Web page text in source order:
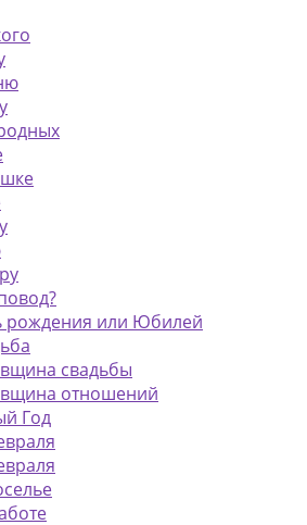
рождения или Юбилей
свадьбы
отношений
Год